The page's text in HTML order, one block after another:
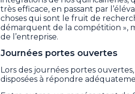
très efficace, en passant par
choses qui sont le fruit de
démarquent de la compétition »,
de l’entreprise.
Journées portes ouvertes
Lors des journées portes
disposées à répondre